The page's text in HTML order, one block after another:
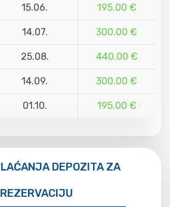
15.06. 195.00 €
14.07. 300.00 €
25.08. 440.00 €
14.09. 300.00 €
01.10. 195.00 €
DEPOZITA ZA
REZERVACIJU